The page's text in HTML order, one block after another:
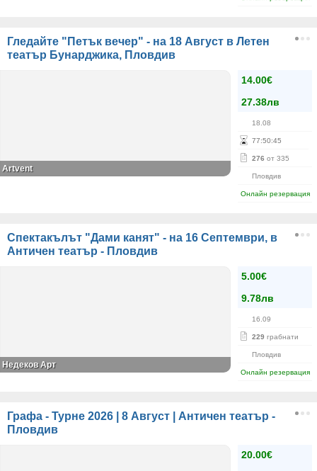
Гледайте "Петък вечер" - на 18 Август в Летен
театър Бунарджика, Пловдив
14.00€
27.38лв
18.08
77:50:44
276 от 335
Пловдив
Онлайн резервация
Аrtvent
Спектакълът "Дами канят" - на 16 Септември, в
Античен театър - Пловдив
5.00€
9.78лв
16.09
229 грабнати
Пловдив
Онлайн резервация
Недеков Арт
Графа - Турне 2026 | 8 Август | Античен театър -
Пловдив
20.00€